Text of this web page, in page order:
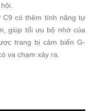
C9 có thêm tính năng tự
giúp tối ưu bộ nhớ của
trang bị cảm biến G-
va chạm xảy ra.